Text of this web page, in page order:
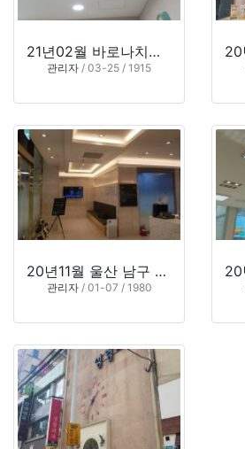
21년02월 바로나치과의원 확장공사 (부산시 동래구)
관리자 / 03-25 / 1915
20년11월 울산 남구 우리홈치과
관리자/ 01-07 / 1980